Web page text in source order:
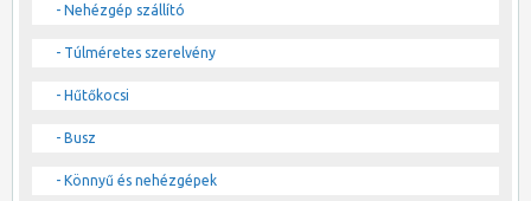
- Nehézgép szállító
- Túlméretes szerelvény
- Hűtőkocsi
- Busz
- Könnyű és nehézgépek